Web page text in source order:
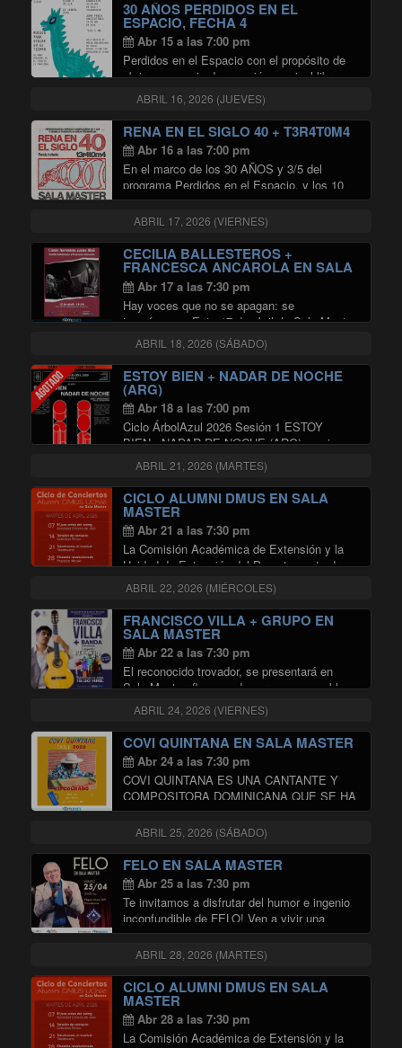
Continuar leyendo"CICLO ALUMNI DMUS EN SALA
30 AÑOS PERDIDOS EN EL
ESPACIO, FECHA 4
Abr 15 a las 7:00 pm
Perdidos en el Espacio con el propósito de
abrir un espacio de creación musical libre,
sin condicionamientos comerciales ni
dictados del mercado, ha invitado al
productor de escena independiente y
experimental Astrocaglia a realizar una …
Continuar leyendo"30 AÑOS PERDIDOS EN EL
ABRIL 16, 2026 (JUEVES)
RENA EN EL SIGLO 40 + T3R4T0M4
Abr 16 a las 7:00 pm
En el marco de los 30 AÑOS y 3/5 del
programa Perdidos en el Espacio, y los 10
años del sello Gemelo Parásito, el jueves 16
de abril, en Sala Master de la Radio
Continuar leyendo
ABRIL 17, 2026 (VIERNES)
CECILIA BALLESTEROS +
FRANCESCA ANCAROLA EN SALA
MASTER
Abr 17 a las 7:30 pm
Hay voces que no se apagan: se
transforman. Este 17 de abril, la Sala Master
se convertirá en el escenario de un homenaje
único: “Canto hermano, canto libre”, un
concierto que rinde tributo a dos …
Continuar leyendo "CECILIA BALLESTEROS +
ABRIL 18, 2026 (SÁBADO)
ESTOY BIEN + NADAR DE NOCHE
(ARG)
Abr 18 a las 7:00 pm
Ciclo ÁrbolAzul 2026 Sesión 1 ESTOY
BIEN+ NADAR DE NOCHE (ARG) en vivo en
Santiago Estoy Bien Concierto íntimo que
adelantará composiciones de su próximo
álbum a ser registrado durante 2026,
marcando la despedida de …
Continuar leyendo"ESTOY BIEN + NADAR DE
ABRIL 21, 2026 (MARTES)
CICLO ALUMNI DMUS EN SALA
MASTER
Abr 21 a las 7:30 pm
La Comisión Académica de Extensión y la
Unidad de Extensión del Departamento de
Música (DMUS) de la Universidad de Chile
invitan a disfrutar del ciclo de conciertos de
alumni del DMUS, que realizarán en en …
Continuar leyendo"CICLO ALUMNI DMUS EN SALA
ABRIL 22, 2026 (MIÉRCOLES)
FRANCISCO VILLA + GRUPO EN
SALA MASTER
Abr 22 a las 7:30 pm
El reconocido trovador, se presentará en
Sala Master, flanqueado por una ensamble
de virtuosos músicos, dirigidos por su hijo
Vicente, que lo acompañarán en un justiciero
recorrido por viejas y queridas canciones de
su autoría, …Continuar leyendo"FRANCISCO
ABRIL 24, 2026 (VIERNES)
COVI QUINTANA EN SALA MASTER
Abr 24 a las 7:30 pm
COVI QUINTANA ES UNA CANTANTE Y
COMPOSITORA DOMINICANA QUE SE HA
CONVERTIDO EN LA CANTAUTORA MÁS
RELEVANTE DE SU PAÍS. SU CARRERA
COMENZÓ EN EL 2012 CON SU PRIMER
ÁLBUM «IMAGINACIÓN». COVI ES UNA
CANTAUTORA …Continuar leyendo
ABRIL 25, 2026 (SÁBADO)
FELO EN SALA MASTER
Abr 25 a las 7:30 pm
Te invitamos a disfrutar del humor e ingenio
inconfundible de FELO! Ven a vivir una
jornada llena de risas y música en la
prestigiosa Sala Master de Radio
Universidad de Chile. Sábado 25 de abril …
Continuar leyendo"FELO EN SALA MASTER"
ABRIL 28, 2026 (MARTES)
CICLO ALUMNI DMUS EN SALA
MASTER
Abr 28 a las 7:30 pm
La Comisión Académica de Extensión y la